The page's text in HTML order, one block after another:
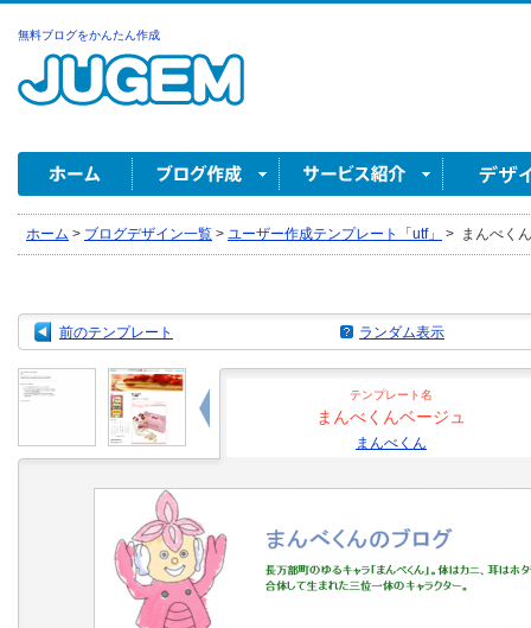
無料ブログをかんたん作成
ホーム > ブログデザイン一覧 > ユーザー作成テンプレート「utf」 > まんべく
前のテンプレート ランダム表示
テンプレート名
まんべくんベージュ
まんべくん